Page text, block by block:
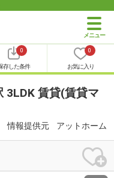
0
存した条件
0
お気に入り
3LDK 賃貸(賃貸マ
情報提供元 アットホーム